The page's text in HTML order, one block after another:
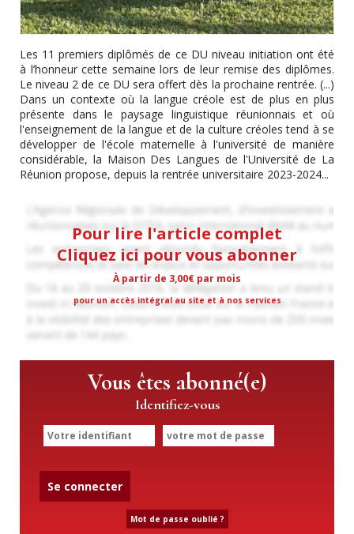
Les 11 premiers diplômés de ce DU niveau initiation ont été
à l’honneur cette semaine lors de leur remise des diplômes.
Le niveau 2 de ce DU sera offert dès la prochaine rentrée. (...)
Dans un contexte où la langue créole est de plus en plus
présente dans le paysage linguistique réunionnais et où
l'enseignement de la langue et de la culture créoles tend à se
développer de l'école maternelle à l'université de manière
considérable, la Maison Des Langues de l'Université de La
Réunion propose, depuis la rentrée universitaire 2023-2024...
Pour lire l'article complet
Cliquez ici pour vous abonner
À partir de 3,00€ par mois
pour un accès intégral au site et à nos services
Vous êtes abonné(e)
Identifiez-vous
Se connecter
Mot de passe oublié ?